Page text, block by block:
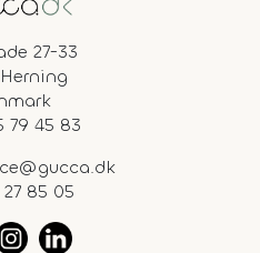
27-33
79 45 83
27 85 05